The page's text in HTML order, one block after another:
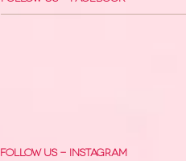
Follow Us - Instagram